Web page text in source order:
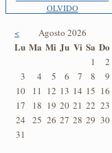
< Agosto 2026
Lu Ma Mi Ju Vi Sa Do
1
2
3
4 5 6 7 8
9
10
11 12 13 14 15 16
17
18 19 20 21 22 23
24
25 26 27 28 29 30
31